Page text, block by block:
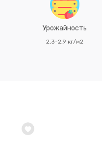
Урожайность
2,3-2,9 кг/м2